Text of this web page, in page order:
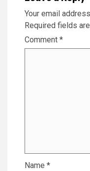
Your email
Required fields
Comment *
Name *